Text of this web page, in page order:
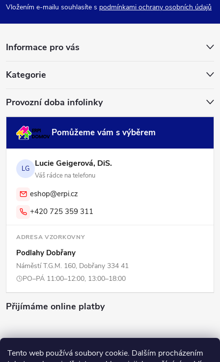
Tento web používá soubory cookie. Dalším procházením
p
a
Vložením e-mailu souhlasíte s podmínkami ochrany osobních údajů
Informace pro vás
Kategorie
Provozní doba infolinky
Pomůžeme vám s výběrem
LG Lucie Geigerová, DiS.
Váš rádce na telefonu
eshop@erpi.cz
+420 725 359 311
ADRESA VZORKOVNY
Podlahy Dobřany
Náměstí T.G.M. 160, Dobřany 334 41
PO–PÁ 11:00–12:00, 13:00–18:00
Přijímáme online platby